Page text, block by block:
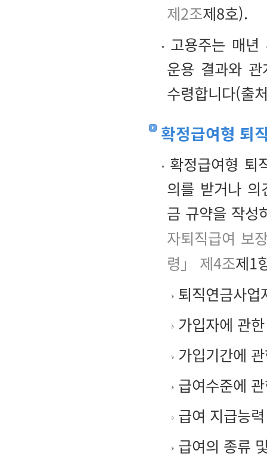
제2조제8호).
고용주는 매년
운용 결과와
수령합니다(출
확정급여형 퇴
확정급여형 퇴
의를 받거나 의
금 규약을 작성
자퇴직급여 보
령」 제4조제1
퇴직연금사
가입자에 관
가입기간에
급여수준에
급여 지급능
급여의 종류